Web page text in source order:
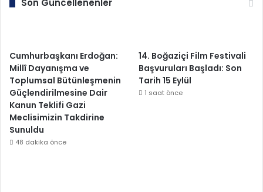
Son Güncellenenler
Cumhurbaşkanı Erdoğan:
Millî Dayanışma ve
Toplumsal Bütünleşmenin
Güçlendirilmesine Dair
Kanun Teklifi Gazi
Meclisimizin Takdirine
Sunuldu
48 dakika önce
14. Boğaziçi Film Festivali
Başvuruları Başladı: Son
Tarih 15 Eylül
1 saat önce